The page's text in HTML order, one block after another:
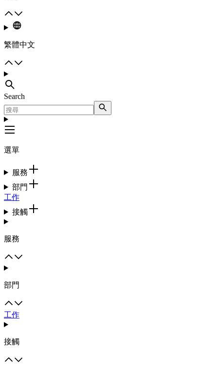
繁體中文
Search
選單
服務
部門
工作
接觸
服務
部門
工作
接觸